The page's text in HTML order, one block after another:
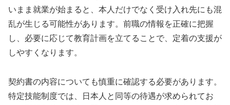
いまま就業が始まると、本人だけでなく受け入れ先にも混
乱が生じる可能性があります。前職の情報を正確に把握
し、必要に応じて教育計画を立てることで、定着の支援が
しやすくなります。
契約書の内容についても慎重に確認する必要があります。
特定技能制度では、日本人と同等の待遇が求められてお